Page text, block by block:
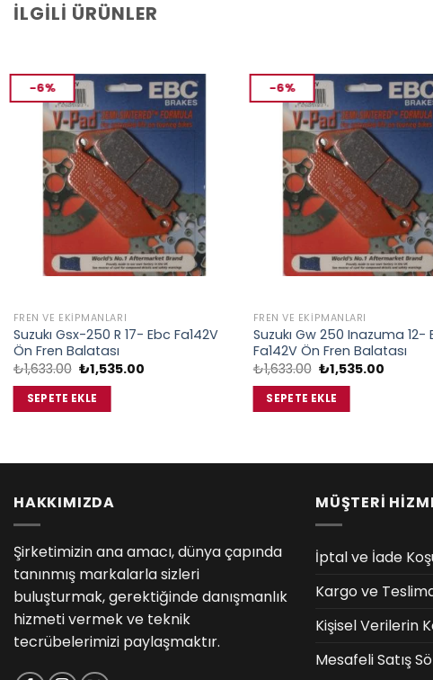
İLGILI ÜRÜNLER
-6%
FREN VE EKIPMANLARI
Suzukı Gsx-250 R 17- Ebc Fa142V
Ön Fren Balatası
₺1,633.00 Orijinal
fiyat:
₺1,633.00.
₺1,535.00
SEPETE EKLE
-6%
FREN VE EKIPMANLARI
Suzukı Gw 250 Inazuma 12-
Fa142V Ön Fren Balatası
₺1,633.00 Orijinal
fiyat:
₺1,633.00.
₺1,535.00Şu
SEPETE EKLE
HAKKIMIZDA
Şirketimizin ana amacı, dünya çapında
tanınmış markalarla sizleri
buluşturmak, gerektiğinde danışmanlık
hizmeti vermek ve teknik
tecrübelerimizi paylaşmaktır.
MÜŞTERİ
İptal ve İade
Kargo ve
Kişisel Verilerin
Mesafeli Satış